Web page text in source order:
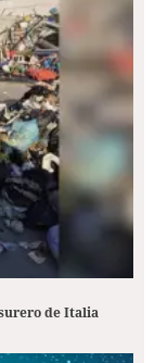
de Italia